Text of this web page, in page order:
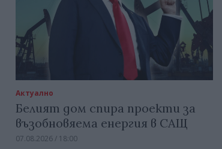
Актуално
Белият дом спира проекти за
възобновяема енергия в САЩ
07.08.2026 / 18:00